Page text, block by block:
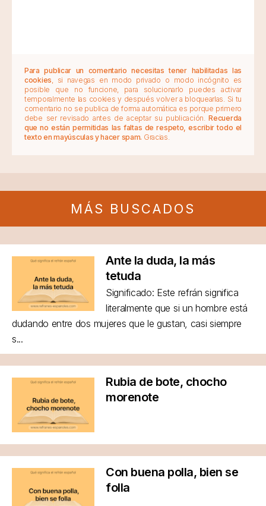
Para publicar un comentario necesitas tener habilitadas las
cookies , si navegas en modo privado o modo incógnito es
posible que no funcione, para solucionarlo puedes activar
temporalmente las cookies y después volver a bloquearlas. Si tu
comentario no se publica de forma automática es porque primero
debe ser revisado antes de aceptar su publicación.Recuerda
que no están permitidas las faltas de respeto, escribir todo el
texto en mayúsculas y hacer spam. Gracias.
MÁS BUSCADOS
Ante la duda, la más
tetuda
Significado: Este refrán significa
literalmente que si un hombre está
dudando entre dos mujeres que le gustan, casi siempre
s...
Rubia de bote, chocho
morenote
Con buena polla, bien se
folla